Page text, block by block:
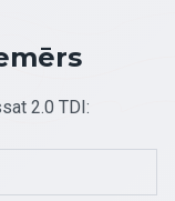
2.0 TDI: